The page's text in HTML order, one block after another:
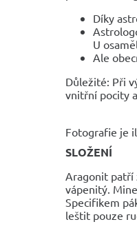
Díky
U
Ale
Důležité: Při
vnitřní pocity
Fotografie je
SLOŽENÍ
Aragonit patří
vápenitý.
Specifikem
leštit pouze